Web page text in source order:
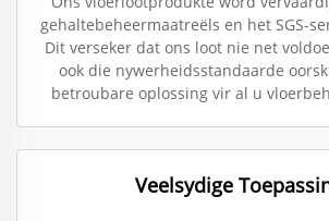
gehaltebeheermaatreëls en het SGS-
Dit verseker dat ons loot nie net
ook die nywerheidsstandaarde
betroubare oplossing vir al u
Veelsydige